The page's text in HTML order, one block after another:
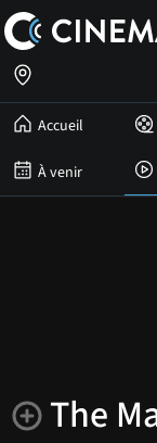
Accueil
À venir
The